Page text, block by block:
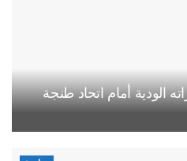
الودية أمام اتحاد طنجة